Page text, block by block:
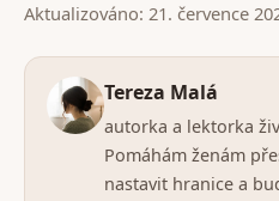
Aktualizováno: 21. července
Tereza Malá
autorka a lektorka
Pomáhám ženám
nastavit hranice a